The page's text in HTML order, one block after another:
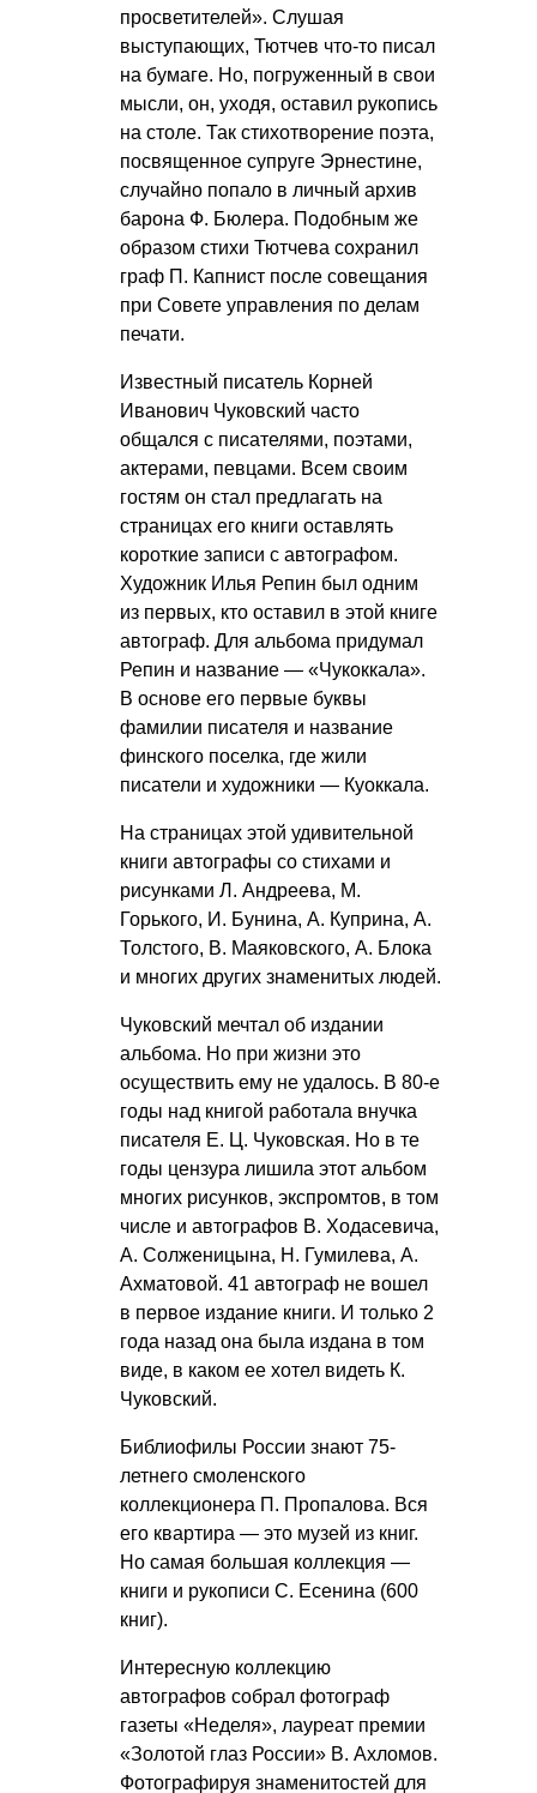
просветителей». Слушая
выступающих, Тютчев что-то писал
на бумаге. Но, погруженный в свои
мысли, он, уходя, оставил рукопись
на столе. Так стихотворение поэта,
посвященное супруге Эрнестине,
случайно попало в личный архив
барона Ф. Бюлера. Подобным же
образом стихи Тютчева сохранил
граф П. Капнист после совещания
при Совете управления по делам
печати.
Известный писатель Корней
Иванович Чуковский часто
общался с писателями, поэтами,
актерами, певцами. Всем своим
гостям он стал предлагать на
страницах его книги оставлять
короткие записи с автографом.
Художник Илья Репин был одним
из первых, кто оставил в этой книге
автограф. Для альбома придумал
Репин и название — «Чукоккала».
В основе его первые буквы
фамилии писателя и название
финского поселка, где жили
писатели и художники — Куоккала.
На страницах этой удивительной
книги автографы со стихами и
рисунками Л. Андреева, М.
Горького, И. Бунина, А. Куприна, А.
Толстого, В. Маяковского, А. Блока
и многих других знаменитых людей.
Чуковский мечтал об издании
альбома. Но при жизни это
осуществить ему не удалось. В 80-е
годы над книгой работала внучка
писателя Е. Ц. Чуковская. Но в те
годы цензура лишила этот альбом
многих рисунков, экспромтов, в том
числе и автографов В. Ходасевича,
А. Солженицына, Н. Гумилева, А.
Ахматовой. 41 автограф не вошел
в первое издание книги. И только 2
года назад она была издана в том
виде, в каком ее хотел видеть К.
Чуковский.
Библиофилы России знают 75-
летнего смоленского
коллекционера П. Пропалова. Вся
его квартира — это музей из книг.
Но самая большая коллекция —
книги и рукописи С. Есенина (600
книг).
Интересную коллекцию
автографов собрал фотограф
газеты «Неделя», лауреат премии
«Золотой глаз России» В. Ахломов.
Фотографируя знаменитостей для